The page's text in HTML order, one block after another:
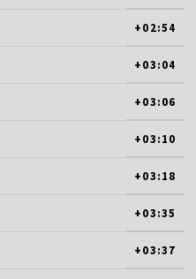
+02:54
+03:04
+03:06
+03:10
+03:18
+03:35
+03:37